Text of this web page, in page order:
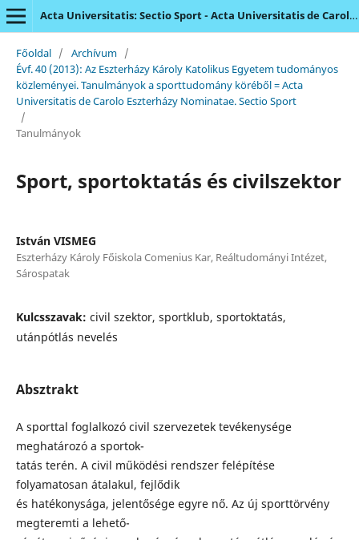
Acta Universitatis: Sectio Sport - Acta Universitatis de Carolo Eszterházy Nominatae
Főoldal / Archívum /
Évf. 40 (2013): Az Eszterházy Károly Katolikus Egyetem tudományos
közleményei. Tanulmányok a sporttudomány köréből = Acta
Universitatis de Carolo Eszterházy Nominatae. Sectio Sport
/
Tanulmányok
Sport, sportoktatás és civilszektor
István VISMEG
Eszterházy Károly Főiskola Comenius Kar, Reáltudományi Intézet,
Sárospatak
Kulcsszavak: civil szektor, sportklub, sportoktatás,
utánpótlás nevelés
Absztrakt
A sporttal foglalkozó civil szervezetek tevékenysége
meghatározó a sportok-
tatás terén. A civil működési rendszer felépítése
folyamatosan átalakul, fejlődik
és hatékonysága, jelentősége egyre nő. Az új sporttörvény
megteremti a lehető-